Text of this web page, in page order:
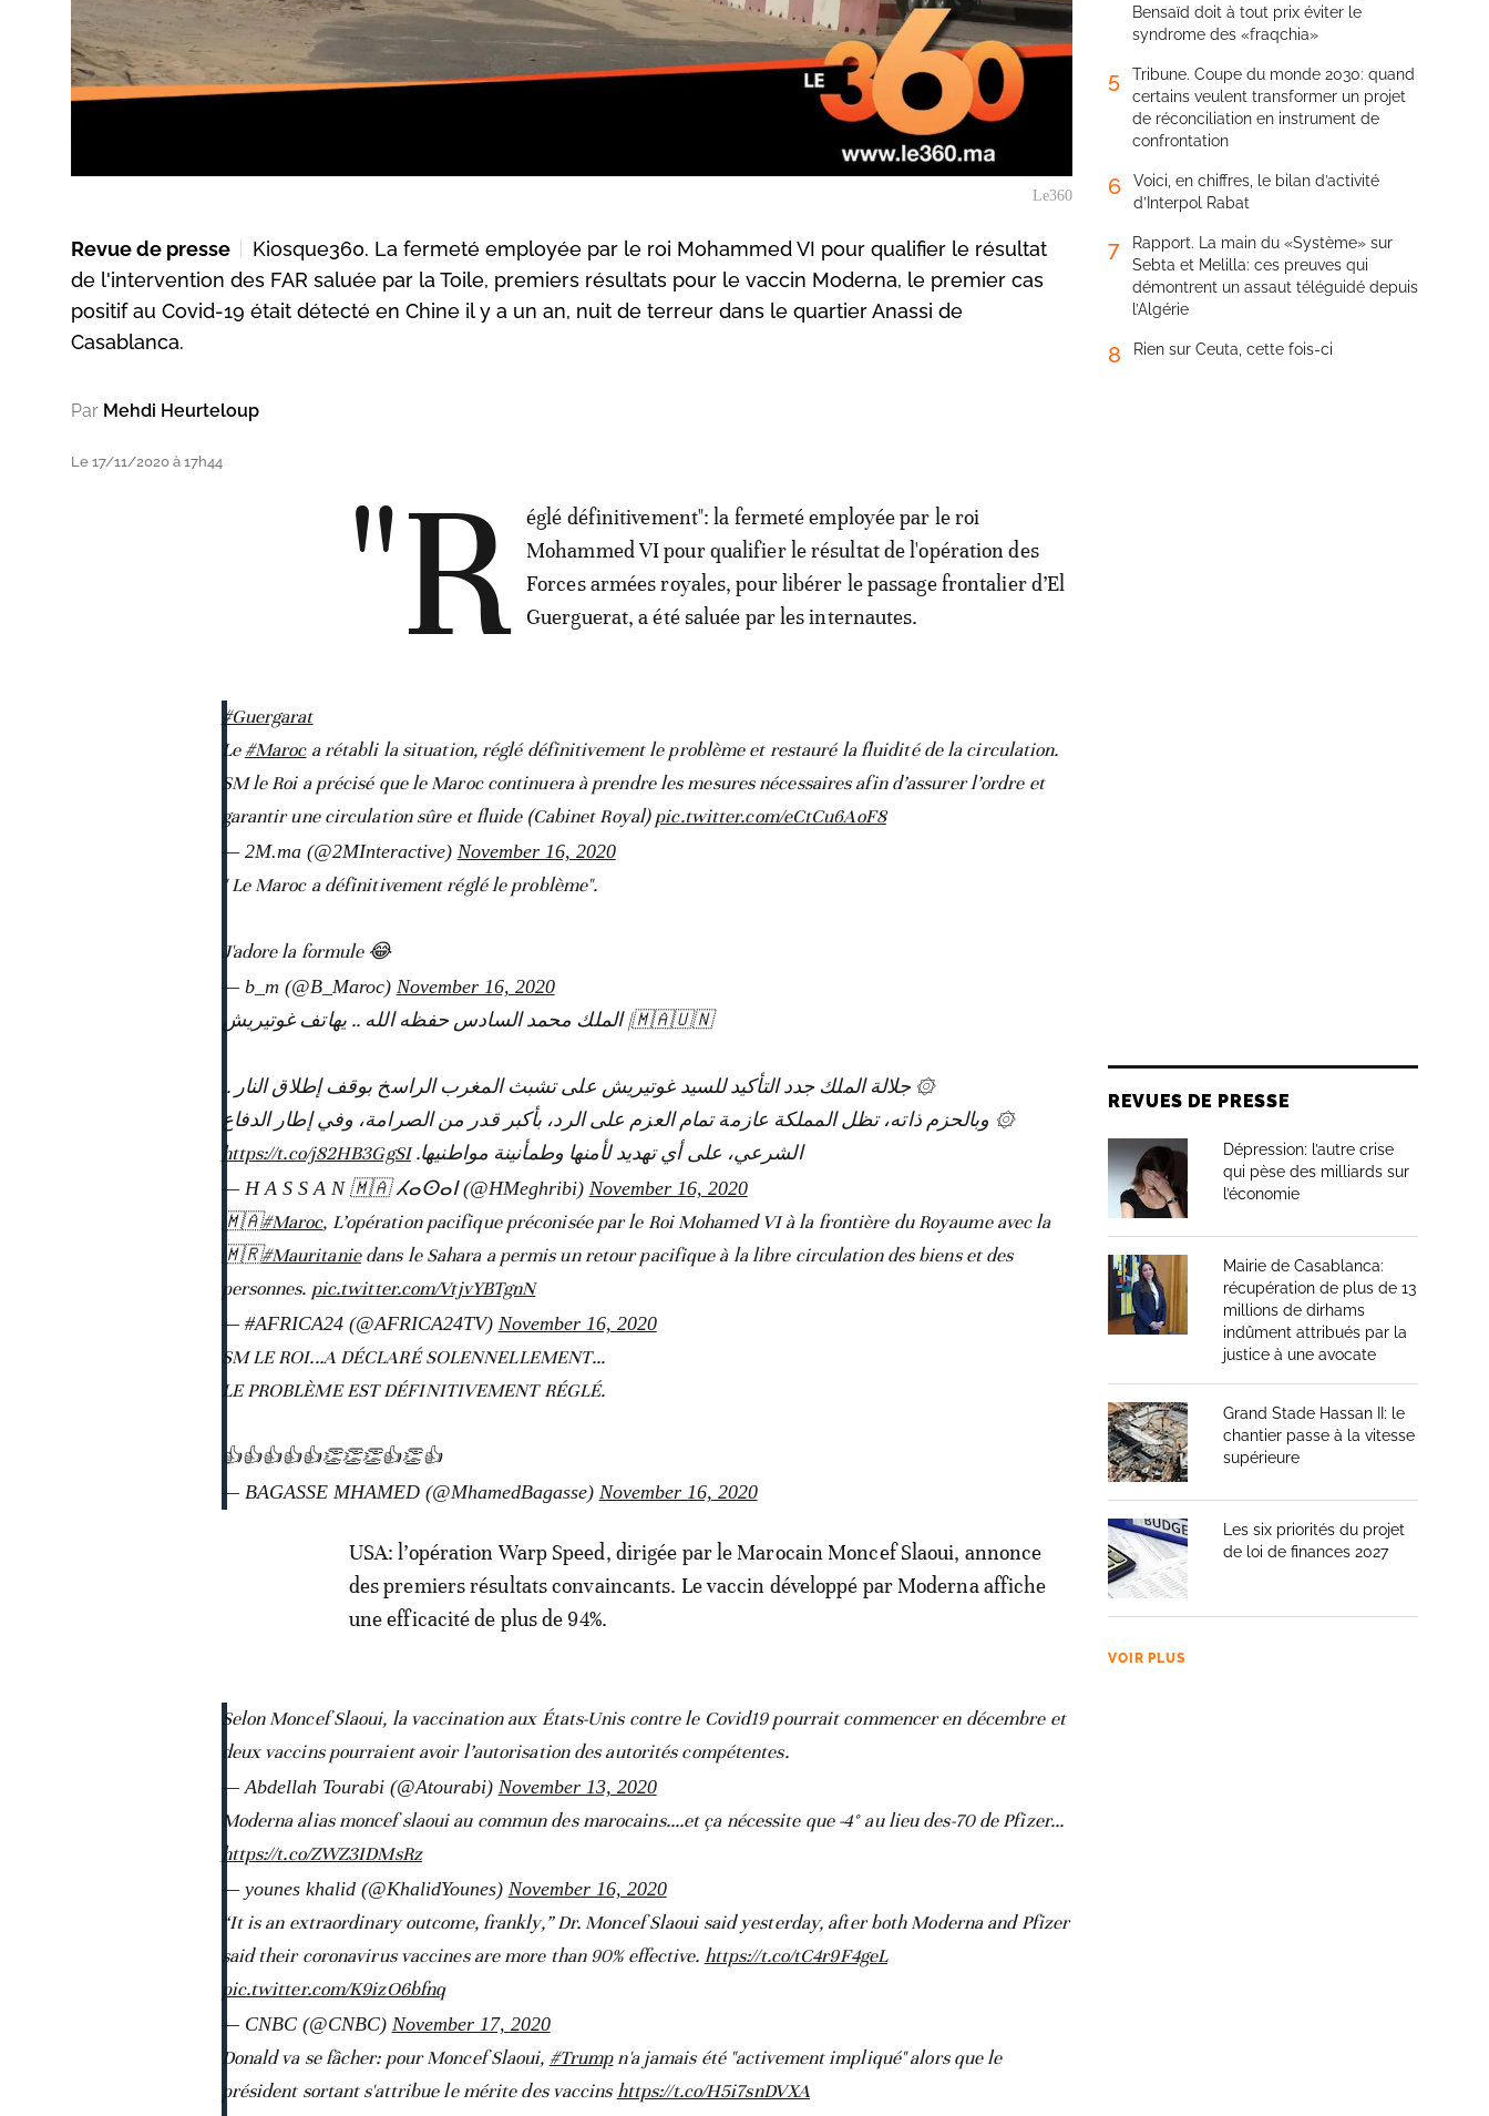
Le360
Revue de presse
Kiosque360. La fermeté employée par le roi Mohammed VI pour qualifier le résultat
de l'intervention des FAR saluée par la Toile, premiers résultats pour le vaccin Moderna, le premier cas
positif au Covid-19 était détecté en Chine il y a un an, nuit de terreur dans le quartier Anassi de
Casablanca.
Par Mehdi Heurteloup
Le 17/11/2020 à 17h44 "R églé définitivement": la fermeté employée par le roi
Mohammed VI pour qualifier le résultat de l'opération des
Forces armées royales, pour libérer le passage frontalier d’El
Guerguerat, a été saluée par les internautes.
#Guergarat
Le#Maroca rétabli la situation, réglé définitivement le problème et restauré la fluidité de la circulation.
SM le Roi a précisé que le Maroc continuera à prendre les mesures nécessaires afin d’assurer l’ordre et
garantir une circulation sûre et fluide (Cabinet Royal)pic.twitter.com/eCtCu6AoF8
— 2M.ma (@2MInteractive) November 16, 2020
" Le Maroc a définitivement réglé le problème".
J'adore la formule 😂
— b_m (@B_Maroc) November 16, 2020
🇲🇦🇺🇳| الملك محمد السادس حفظه الله .. يهاتف غوتيريش
۞ جلالة الملك جدد التأكيد للسيد غوتيريش على تشبث المغرب الراسخ بوقف إطلاق النار ..
۞ وبالحزم ذاته، تظل المملكة عازمة تمام العزم على الرد، بأكبر قدر من الصرامة، وفي إطار الدفاع
الشرعي، على أي تهديد لأمنها وطمأنينة مواطنيها.https://t.co/j82HB3GgSI
— H A S S A N 🇲🇦 ⵃⴰⵙⴰⵏ (@HMeghribi) November 16, 2020
🇲🇦#Maroc, L’opération pacifique préconisée par le Roi Mohamed VI à la frontière du Royaume avec la
🇲🇷#Mauritaniedans le Sahara a permis un retour pacifique à la libre circulation des biens et des
personnes. pic.twitter.com/VtjvYBTgnN
— #AFRICA24 (@AFRICA24TV) November 16, 2020
SM LE ROI...A DÉCLARÉ SOLENNELLEMENT...
LE PROBLÈME EST DÉFINITIVEMENT RÉGLÉ.
👍👍👍👍👍👏👏👏👍👏👍
— BAGASSE MHAMED (@MhamedBagasse) November 16, 2020
USA: l’opération Warp Speed, dirigée par le Marocain Moncef Slaoui, annonce
des premiers résultats convaincants. Le vaccin développé par Moderna affiche
une efficacité de plus de 94%.
Selon Moncef Slaoui, la vaccination aux États-Unis contre le Covid19 pourrait commencer en décembre et
deux vaccins pourraient avoir l’autorisation des autorités compétentes.
— Abdellah Tourabi (@Atourabi) November 13, 2020
Moderna alias moncef slaoui au commun des marocains....et ça nécessite que -4° au lieu des-70 de Pfizer...
https://t.co/ZWZ3IDMsRz
— younes khalid (@KhalidYounes) November 16, 2020
“It is an extraordinary outcome, frankly,” Dr. Moncef Slaoui said yesterday, after both Moderna and Pfizer
said their coronavirus vaccines are more than 90% effective. https://t.co/tC4r9F4geL
pic.twitter.com/K9izO6bfnq
— CNBC (@CNBC) November 17, 2020
Donald va se fâcher: pour Moncef Slaoui, #Trumpn'a jamais été "activement impliqué'' alors que le
président sortant s'attribue le mérite des vaccinshttps://t.co/H5i7snDVXA
Bensaïd doit à tout prix éviter le
syndrome des «fraqchia»
5
Tribune. Coupe du monde 2030: quand
certains veulent transformer un projet
de réconciliation en instrument de
confrontation
6
Voici, en chiffres, le bilan d’activité
d’Interpol Rabat
7
Rapport. La main du «Système» sur
Sebta et Melilla: ces preuves qui
démontrent un assaut téléguidé depuis
l’Algérie
8 Rien sur Ceuta, cette fois-ci
REVUES DE PRESSE
Dépression: l’autre crise
qui pèse des milliards sur
l’économie
Mairie de Casablanca:
récupération de plus de 13
millions de dirhams
indûment attribués par la
justice à une avocate
Grand Stade Hassan II: le
chantier passe à la vitesse
supérieure
Les six priorités du projet
de loi de finances 2027
VOIR PLUS